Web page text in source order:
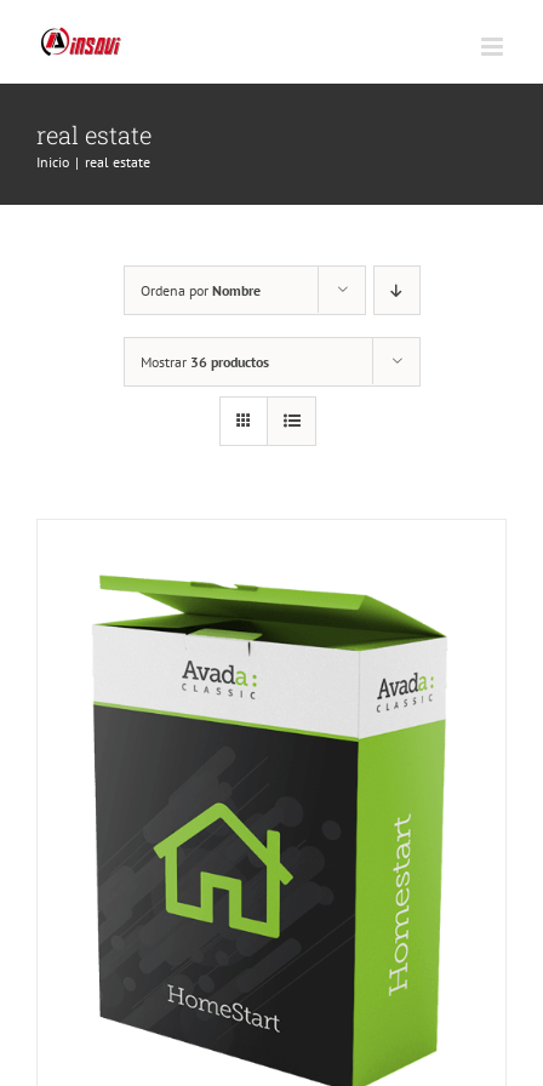
contenido
real estate
Inicio | real estate
Ordena por Nombre
Mostrar 36 productos